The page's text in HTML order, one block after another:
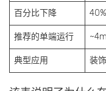
百分比下降 40%
推荐的单端运行 ~4m
典型应用 装